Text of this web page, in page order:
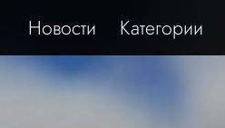
Новости Категории